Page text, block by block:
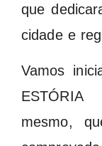
que
cidade e
Vamos
mesmo,